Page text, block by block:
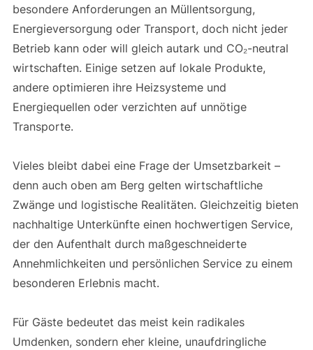
besondere Anforderungen an Müllentsorgung,
Energieversorgung oder Transport, doch nicht jeder
Betrieb kann oder will gleich autark und CO₂-neutral
wirtschaften. Einige setzen auf lokale Produkte,
andere optimieren ihre Heizsysteme und
Energiequellen oder verzichten auf unnötige
Transporte.
Vieles bleibt dabei eine Frage der Umsetzbarkeit –
denn auch oben am Berg gelten wirtschaftliche
Zwänge und logistische Realitäten. Gleichzeitig bieten
nachhaltige Unterkünfte einen hochwertigen Service,
der den Aufenthalt durch maßgeschneiderte
Annehmlichkeiten und persönlichen Service zu einem
besonderen Erlebnis macht.
Für Gäste bedeutet das meist kein radikales
Umdenken, sondern eher kleine, unaufdringliche